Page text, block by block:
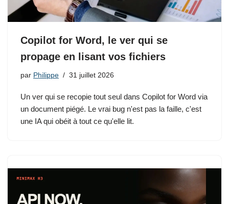
Copilot for Word, le ver qui se
propage en lisant vos fichiers
par Philippe 31 juillet 2026
Un ver qui se recopie tout seul dans Copilot for Word via
un document piégé. Le vrai bug n'est pas la faille, c'est
une IA qui obéit à tout ce qu'elle lit.